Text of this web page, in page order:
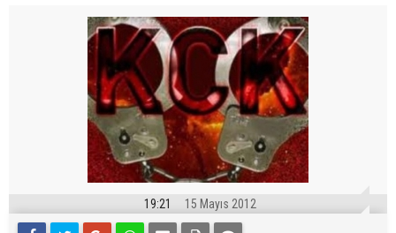
19:21 15 Mayıs 2012